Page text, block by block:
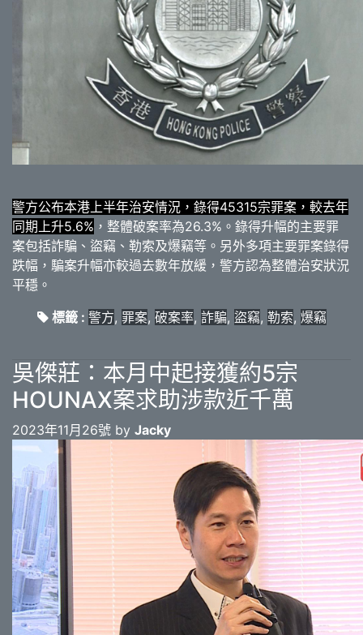
警方公布本港上半年治安情況，錄得45315宗罪案，較去年
同期上升5.6% ，整體破案率為26.3%。錄得升幅的主要罪
案包括詐騙、盜竊、勒索及爆竊等。另外多項主要罪案錄得
跌幅，騙案升幅亦較過去數年放緩，警方認為整體治安狀況
平穩。
標籤 : 警方, 罪案, 破案率, 詐騙, 盜竊, 勒索, 爆竊
吳傑莊：本月中起接獲約5宗
HOUNAX案求助涉款近千萬
2023年11月26號 by Jacky